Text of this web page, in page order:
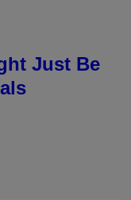
Just Be